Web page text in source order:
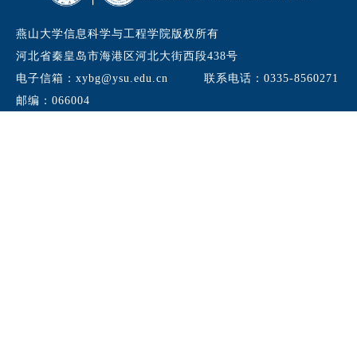
燕山大学信息科学与工程学院版权所有
河北省秦皇岛市海港区河北大街西段438号
电子信箱：xybg@ysu.edu.cn
联系电话：0335-8560271
邮编：066004